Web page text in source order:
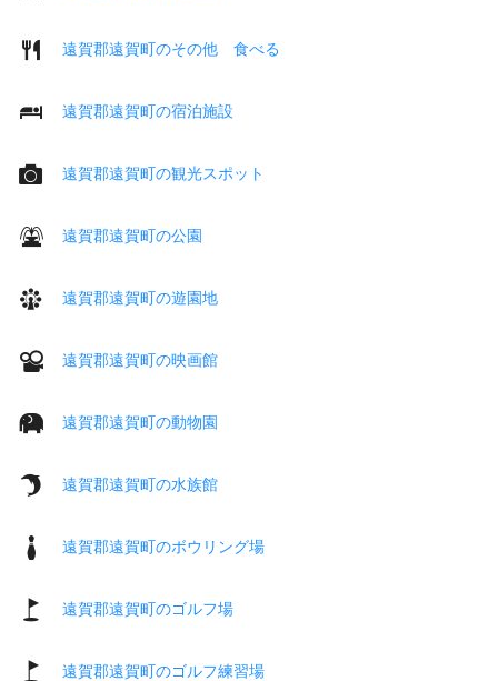
遠賀郡遠賀町のその他 食べる
遠賀郡遠賀町の宿泊施設
遠賀郡遠賀町の観光スポット
遠賀郡遠賀町の公園
遠賀郡遠賀町の遊園地
遠賀郡遠賀町の映画館
遠賀郡遠賀町の動物園
遠賀郡遠賀町の水族館
遠賀郡遠賀町のボウリング場
遠賀郡遠賀町のゴルフ場
遠賀郡遠賀町のゴルフ練習場